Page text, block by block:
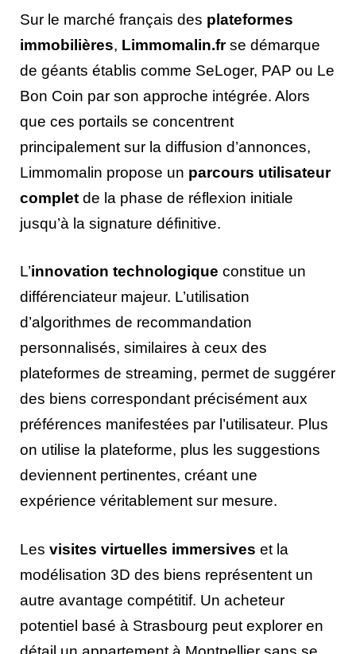
Sur le marché français des plateformes
immobilières, Limmomalin.frse démarque
de géants établis comme SeLoger, PAP ou Le
Bon Coin par son approche intégrée. Alors
que ces portails se concentrent
principalement sur la diffusion d’annonces,
Limmomalin propose un parcours utilisateur
complet de la phase de réflexion initiale
jusqu’à la signature définitive.
L’innovation technologique constitue un
différenciateur majeur. L’utilisation
d’algorithmes de recommandation
personnalisés, similaires à ceux des
plateformes de streaming, permet de suggérer
des biens correspondant précisément aux
préférences manifestées par l’utilisateur. Plus
on utilise la plateforme, plus les suggestions
deviennent pertinentes, créant une
expérience véritablement sur mesure.
Les visites virtuelles immersives et la
modélisation 3D des biens représentent un
autre avantage compétitif. Un acheteur
potentiel basé à Strasbourg peut explorer en